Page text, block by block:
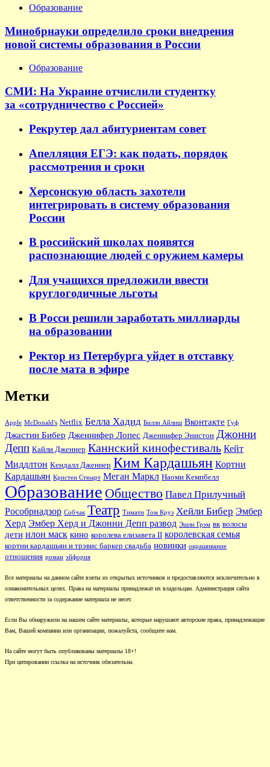
Образование
Минобрнауки определило сроки внедрения
новой системы образования в России
Образование
СМИ: На Украине отчислили студентку
за «сотрудничество с Россией»
Рекрутер дал абитуриентам совет
Апелляция ЕГЭ: как подать, порядок
рассмотрения и сроки
Херсонскую область захотели
интегрировать в систему образования
России
В российский школах появятся
распознающие людей с оружием камеры
Для учащихся предложили ввести
круглогодичные льготы
В Росси решили заработать миллиарды
на образовании
Ректор из Петербурга уйдет в отставку
после мата в эфире
Метки
Apple McDonald's Netflix Белла Хадид Билли Айлиш Вконтакте Гуф
Джастин Бибер Дженнифер Лопес Дженнифер Энистон Джонни
Депп Кайли Дженнер Каннский кинофестиваль Кейт
Миддлтон Кендалл Дженнер Ким Кардашьян Кортни
Кардашьян Кристен Стюарт Меган Маркл Наоми Кемпбелл
Образование Общество Павел Прилучный
Рособрнадзор Собчак Театр Тимати Том Круз Хейли Бибер Эмбер
Херд Эмбер Херд и Джонни Депп развод Эшли Грэм вк волосы
дети илон маск кино королева елизавета II королевская семья
кортни кардашьян и трэвис баркер свадьба новинки окрашивание
отношения роман эйфория
Все материалы на данном сайте взяты из открытых источников и предоставляются исключительно в
ознакомительных целях. Права на материалы принадлежат их владельцам. Администрация сайта
ответственности за содержание материала не несет.
Если Вы обнаружили на нашем сайте материалы, которые нарушают авторские права, принадлежащие
Вам, Вашей компании или организации, пожалуйста, сообщите нам.
На сайте могут быть опубликованы материалы 18+!
При цитировании ссылка на источник обязательна.